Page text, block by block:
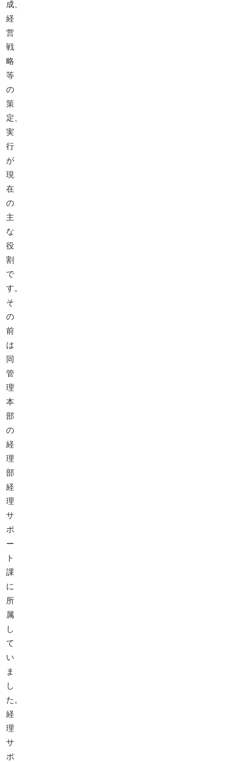
成、
経
営
戦
略
等
の
策
定、
実
行
が
現
在
の
主
な
役
割
で
す。
そ
の
前
は
同
管
理
本
部
の
経
理
部
経
理
サ
ポ
ー
ト
課
に
所
属
し
て
い
ま
し
た。
経
理
サ
ポ